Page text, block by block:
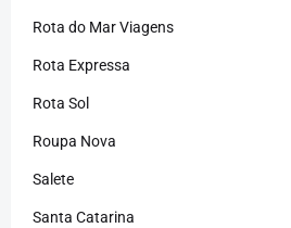
Rota do Mar Viagens
Rota Expressa
Rota Sol
Roupa Nova
Salete
Santa Catarina